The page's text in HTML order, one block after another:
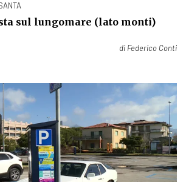
sul lungomare (lato monti)
di Federico Conti